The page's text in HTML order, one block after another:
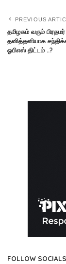
PREVIOUS
தமிழகம் வரும்
தனித்தனியாக
ஓபிஎஸ் திட்டம் ..?
FOLLOW SOCIALS